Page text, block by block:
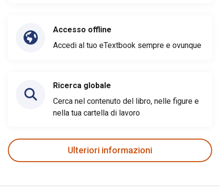
Accesso offline
Accedi al tuo eTextbook sempre e ovunque
Ricerca globale
Cerca nel contenuto del libro, nelle figure e
nella tua cartella di lavoro
Ulteriori informazioni